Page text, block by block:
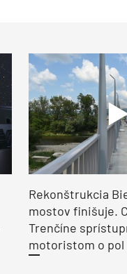
Rekonštrukcia
mostov finišuje.
Trenčíne
motoristom o pol